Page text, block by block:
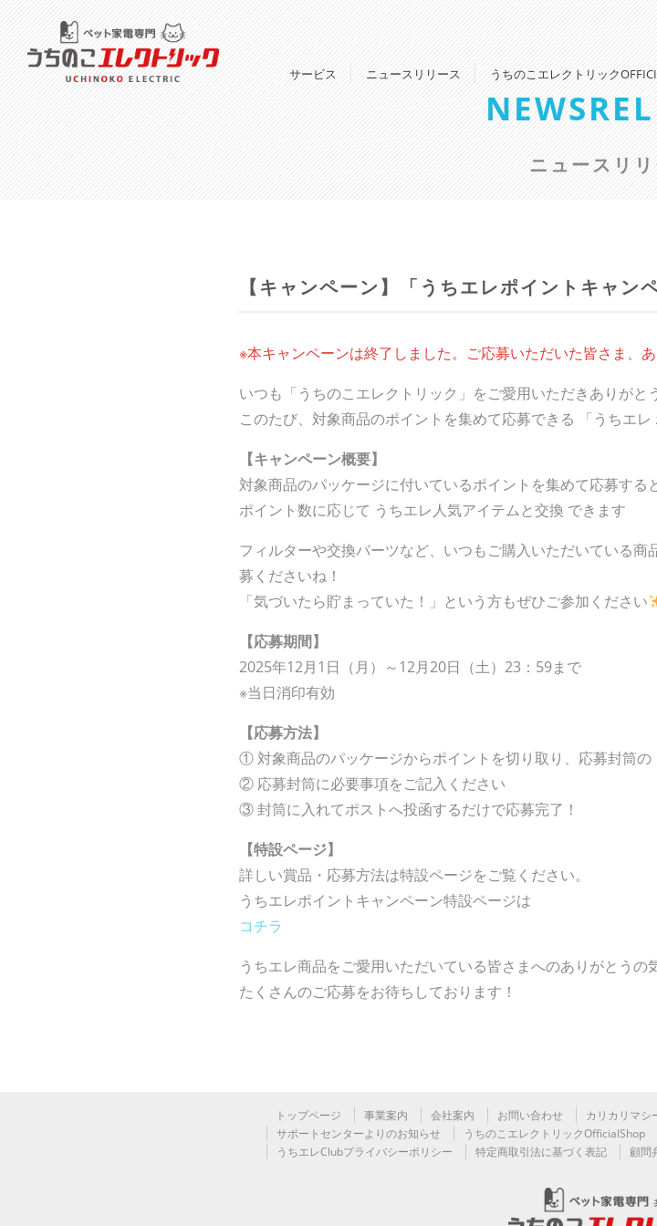
サービス ニュースリリース うちのこエレクトリック
ニュースリ
【キャンペーン】「うちエレポイントキャン
※本キャンペーンは終了しました。ご応募いただいた皆さま、
いつも「うちのこエレクトリック」をご愛用いただきありがと
このたび、対象商品のポイントを集めて応募できる 「うちエ
【キャンペーン概要】
対象商品のパッケージに付いているポイントを集めて応募すると
ポイント数に応じて うちエレ人気アイテムと交換 できます
フィルターや交換パーツなど、いつもご購入いただいている
募くださいね！
「気づいたら貯まっていた！」という方もぜひご参加ください
【応募期間】
2025年12月1日（月）～12月20日（土）23：59まで
※当日消印有効
【応募方法】
① 対象商品のパッケージからポイントを切り取り、応募封筒の
② 応募封筒に必要事項をご記入ください
③ 封筒に入れてポストへ投函するだけで応募完了！
【特設ページ】
詳しい賞品・応募方法は特設ページをご覧ください。
うちエレポイントキャンペーン特設ページは
コチラ
うちエレ商品をご愛用いただいている皆さまへのありがとうの
たくさんのご応募をお待ちしております！
トップページ 事業案内 会社案内 お問い合わせ
カリカリマシ
サポートセンターよりのお知らせ
うちのこエレクトリックOfficialShop
うちエレClubプライバシーポリシー
特定商取引法に基づく表記 顧問